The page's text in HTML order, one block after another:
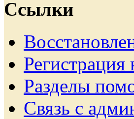
Ссылки
Регистрация
Разделы
Связь с